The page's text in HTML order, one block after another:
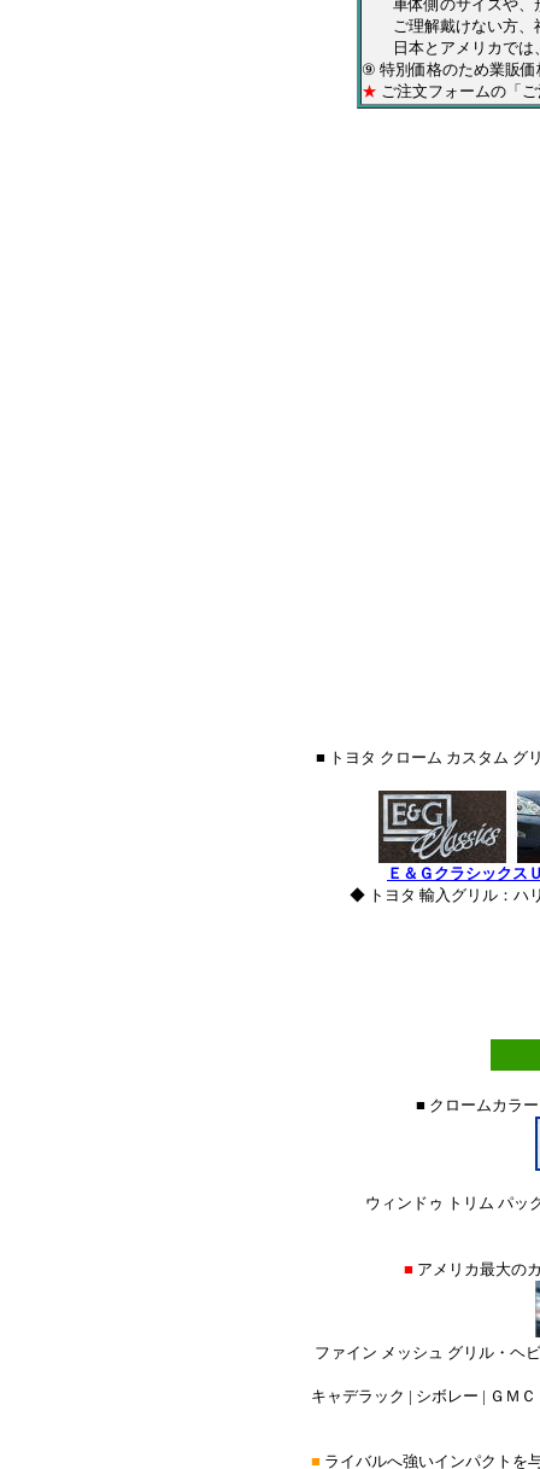
車体側のサイズや、形
ご理解戴けない方、
日本とアメリカでは、
⑨ 特別価格のため業販
★ ご注文フォームの「
■ トヨタ クローム カスタム グ
Ｅ＆Ｇクラシックス
◆ トヨタ 輸入グリル：ハ
■ クロームカラ
ウィンドゥ トリム パッ
■ アメリカ最大の
ファイン メッシュ グリル・ヘ
キャデラック | シボレー | ＧＭ
■ ライバルへ強いインパクト